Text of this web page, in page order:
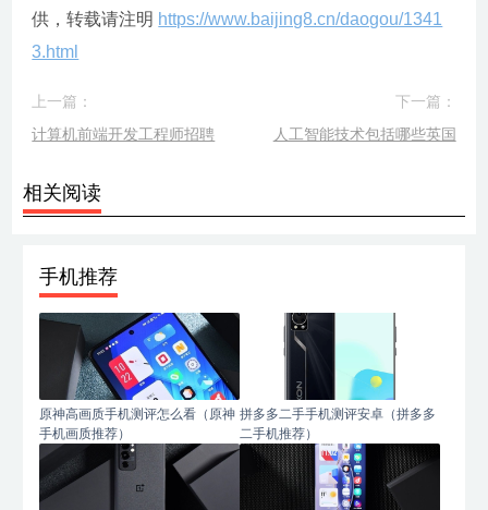
供，转载请注明 https://www.baijing8.cn/daogou/1341
3.html
上一篇：
计算机前端开发工程师招聘
下一篇：
人工智能技术包括哪些英国
相关阅读
手机推荐
原神高画质手机测评怎么看（原神
手机画质推荐）
拼多多二手手机测评安卓（拼多多
二手机推荐）